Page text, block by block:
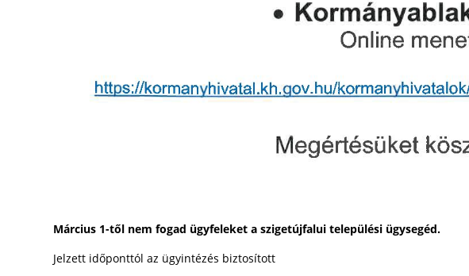
Március 1-től nem fogad ügyfeleket a szigetújfalui települési ügysegéd.
Jelzett időponttól az ügyintézés biztosított